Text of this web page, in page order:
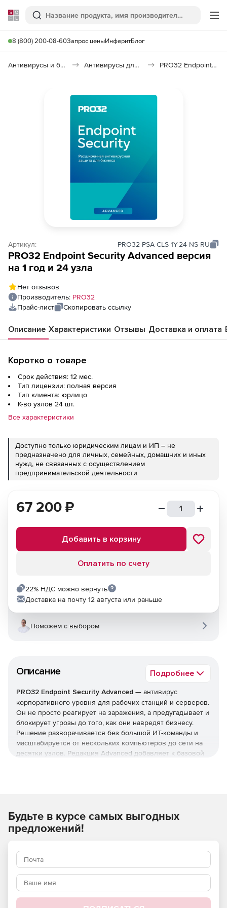
Softline
Поиск
8 (800) 200-08-60Запрос ценыИнферитБлог
Антивирусы и безопасность Антивирусы для организаций PRO32 Endpoint Security Advanced
Артикул: PRO32-PSA-CLS-1Y-24-NS-RU
PRO32 Endpoint Security Advanced версия
на 1 год и 24 узла
Нет отзывов
Производитель: PRO32
Прайс-лист
Скопировать ссылку
Описание Характеристики Отзывы Доставка и оплата
Коротко о товаре
Срок действия: 12 мес.
Тип лицензии: полная версия
Тип клиента: юрлицо
К-во узлов 24 шт.
Все характеристики
Доступно только юридическим лицам и ИП – не
предназначено для личных, семейных, домашних и иных
нужд, не связанных с осуществлением
предпринимательской деятельности
Описание Подробнее
PRO32 Endpoint Security Advanced — антивирус
корпоративного уровня для рабочих станций и серверов.
Он не просто реагирует на заражения, а предугадывает и
блокирует угрозы до того, как они навредят бизнесу.
Решение разворачивается без большой ИТ-команды и
масштабируется от нескольких компьютеров до сети на
десятки узлов. Редакция Advanced добавляет к базовой
Как устроена защита
В основе — многоуровневая модель: антивирус,
вымогателей, фильтрация почты и интернет-трафика.
Отмеченные наградами технологии упреждающего
обнаружения дополняются поведенческим
(эвристическим) анализом, который выявляет
неизвестные вредоносные программы и эксплойты
67 200 ₽
Добавить в корзину
Оплатить по счету
22% НДС можно вернуть
Доставка на почту 12 августа или раньше
Поможем с выбором
Будьте в курсе самых выгодных
предложений!